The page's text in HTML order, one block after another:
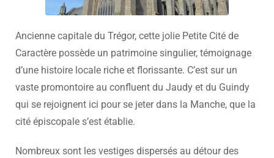
Ancienne capitale du Trégor, cette jolie Petite Cité de
Caractère possède un patrimoine singulier, témoignage
d’une histoire locale riche et florissante. C’est sur un
vaste promontoire au confluent du Jaudy et du Guindy
qui se rejoignent ici pour se jeter dans la Manche, que la
cité épiscopale s’est établie.
Nombreux sont les vestiges dispersés au détour des